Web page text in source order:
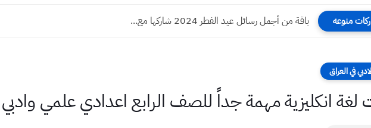
منوعه باقة من أجمل رسائل عيد الفطر 2024 شاركها مع...
في العراق
لغة انكليزية مهمة جداً للصف الرابع اعدادي علمي وادبي